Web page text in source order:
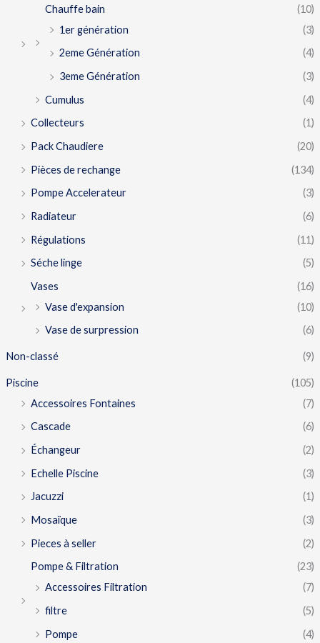
Chauffe bain
(10)
1er génération
(3)
2eme Génération
(4)
3eme Génération
(3)
Cumulus
(4)
Collecteurs
(1)
Pack Chaudiere
(20)
Pièces de rechange
(134)
Pompe Accelerateur
(3)
Radiateur
(6)
Régulations
(11)
Séche linge
(5)
Vases
(16)
Vase d'expansion
(10)
Vase de surpression
(6)
Non-classé (9)
Piscine
(105)
Accessoires Fontaines
(7)
Cascade
(6)
Échangeur
(2)
Echelle Piscine
(3)
Jacuzzi
(1)
Mosaïque
(3)
Pieces à seller
(2)
Pompe & Filtration
(23)
Accessoires Filtration
(7)
filtre
(5)
Pompe
(4)